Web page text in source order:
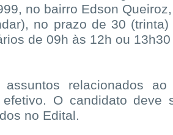
no bairro Edson
no prazo de 30
de 09h às 12h ou
relacionados ao
O candidato deve
no Edital.